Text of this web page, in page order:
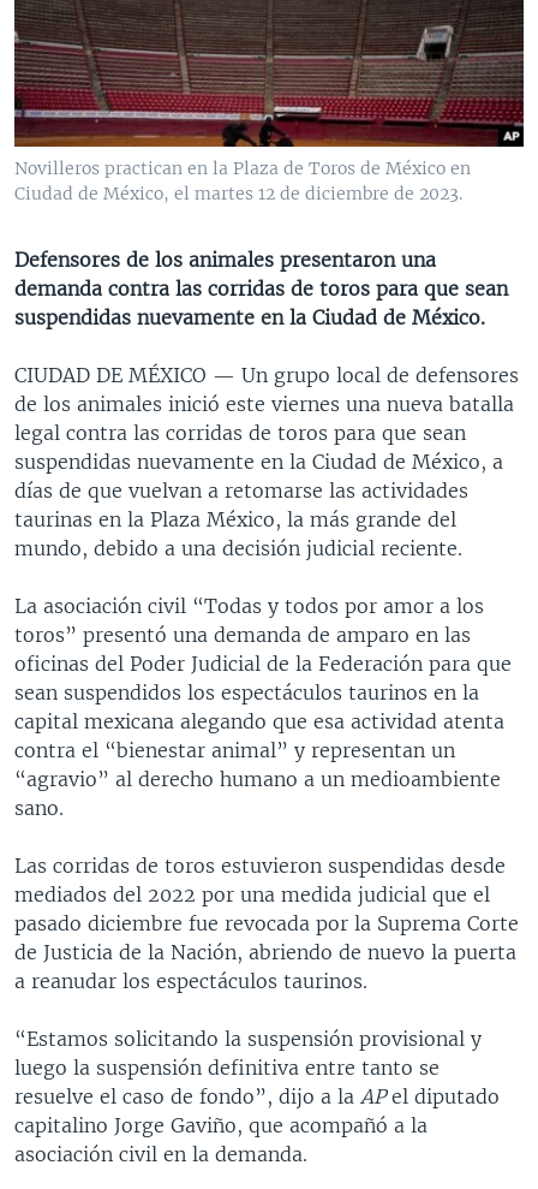
VENEZUELA
BRASIL
NICARAGUA
ECONOMÍA
ENTRETENIMIENTO Y CULTURA
TECNOLOGÍA
DEPORTES
CIENCIA Y SALUD
MULTIMEDIA
VIDEOS
FOTOGRAFÍA
AUDIOS
PROGRAMAS TV
EL MUNDO AL DÍA
FORO INTERAMERICANO
VISIÓN 360
PANORAMA
RADIO
AVANCE INFORMATIVO
AUDIONOTICIAS
ESTADOS UNIDOS AL DÍA
EL MUNDO AL DÍA [RADIO]
FORO [RADIO]
DEPORTIVO INTERNACIONAL
NOTA ECONÓMICA
ENTRETENIMIENTO
DIRECT
DOCUMENTALES DE LA VOA
Learning English
SÍGANOS
Idiomas
Novilleros practican en la Plaza de Toros de México en
Ciudad de México, el martes 12 de diciembre de 2023.
Defensores de los animales presentaron una
demanda contra las corridas de toros para que sean
suspendidas nuevamente en la Ciudad de México.
CIUDAD DE MÉXICO — Un grupo local de defensores
de los animales inició este viernes una nueva batalla
legal contra las corridas de toros para que sean
suspendidas nuevamente en la Ciudad de México, a
días de que vuelvan a retomarse las actividades
taurinas en la Plaza México, la más grande del
mundo, debido a una decisión judicial reciente.
La asociación civil “Todas y todos por amor a los
toros” presentó una demanda de amparo en las
oficinas del Poder Judicial de la Federación para que
sean suspendidos los espectáculos taurinos en la
capital mexicana alegando que esa actividad atenta
contra el “bienestar animal” y representan un
“agravio” al derecho humano a un medioambiente
sano.
Las corridas de toros estuvieron suspendidas desde
mediados del 2022 por una medida judicial que el
pasado diciembre fue revocada por la Suprema Corte
de Justicia de la Nación, abriendo de nuevo la puerta
a reanudar los espectáculos taurinos.
“Estamos solicitando la suspensión provisional y
luego la suspensión definitiva entre tanto se
resuelve el caso de fondo”, dijo a la APel diputado
capitalino Jorge Gaviño, que acompañó a la
asociación civil en la demanda.